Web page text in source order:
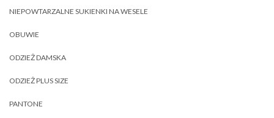
NIEPOWTARZALNE SUKIENKI NA WESELE
OBUWIE
ODZIEŻ DAMSKA
ODZIEŻ PLUS SIZE
PANTONE